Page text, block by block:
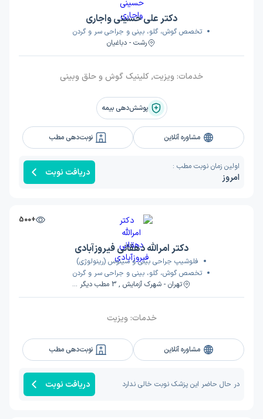
دکتر علی حسینی واجاری
تخصص گوش، گلو، بینی و جراحی سر و گردن
رشت - دباغیان
خدمات: ویزیت, کلینیک گوش و حلق وبینی
پوشش‌دهی بیمه
مشاوره آنلاین نوبت‌دهی مطب
اولین زمان نوبت مطب :
امروز دریافت نوبت
+500
دکتر امرالله دهقانی فیروزآبادی
فلوشیپ جراحی بینی و سینوس (رینولوژی)
تخصص گوش، گلو، بینی و جراحی سر و گردن
تهران - شهرک آزمایش , 3 مطب دیگر ...
خدمات:ویزیت
مشاوره آنلاین نوبت‌دهی مطب
در حال حاضر این پزشک نوبت خالی ندارد دریافت نوبت